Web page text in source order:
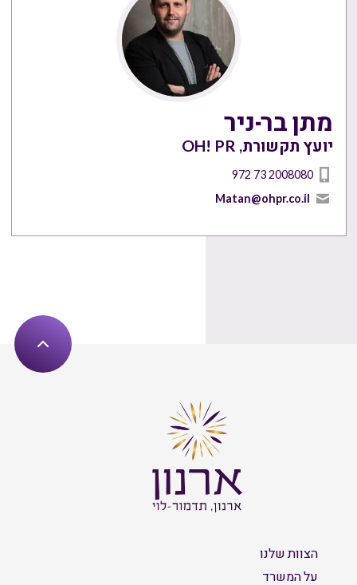
מתן בר-ניר
יועץ תקשורת, OH! PR
972 73 2008080
Matan@ohpr.co.il
הצוות שלנו
על המשרד